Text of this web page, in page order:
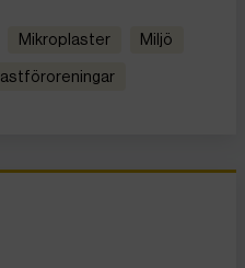
mikroplaster miljö
plastföroreningar